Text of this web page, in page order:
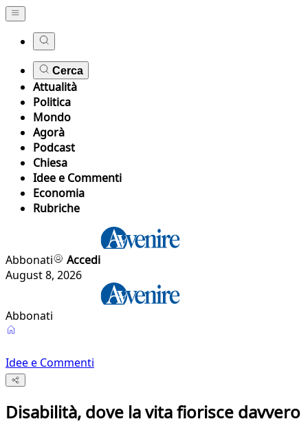
Cerca
Attualità
Politica
Mondo
Agorà
Podcast
Chiesa
Idee e Commenti
Economia
Rubriche
Abbonati
Accedi
August 8, 2026
Abbonati
Idee e Commenti
Disabilità, dove la vita fiorisce davvero